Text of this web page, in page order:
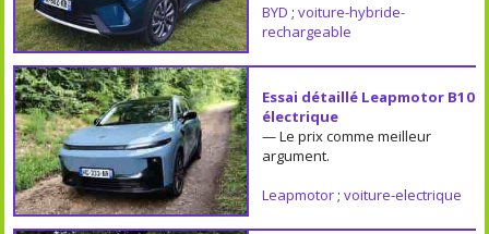
BYD ; voiture-hybride-
rechargeable
Essai détaillé Leapmotor B10
électrique
— Le prix comme meilleur
argument.
Leapmotor; voiture-electrique